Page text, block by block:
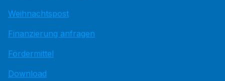
Weihnachtspost
Finanzierung anfragen
Fördermittel
Download